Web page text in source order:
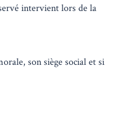
intervient lors de la
son siège social et si